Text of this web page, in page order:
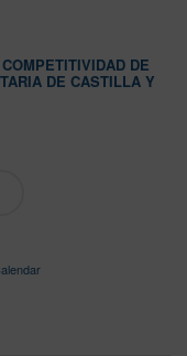
DE
DE CASTILLA Y